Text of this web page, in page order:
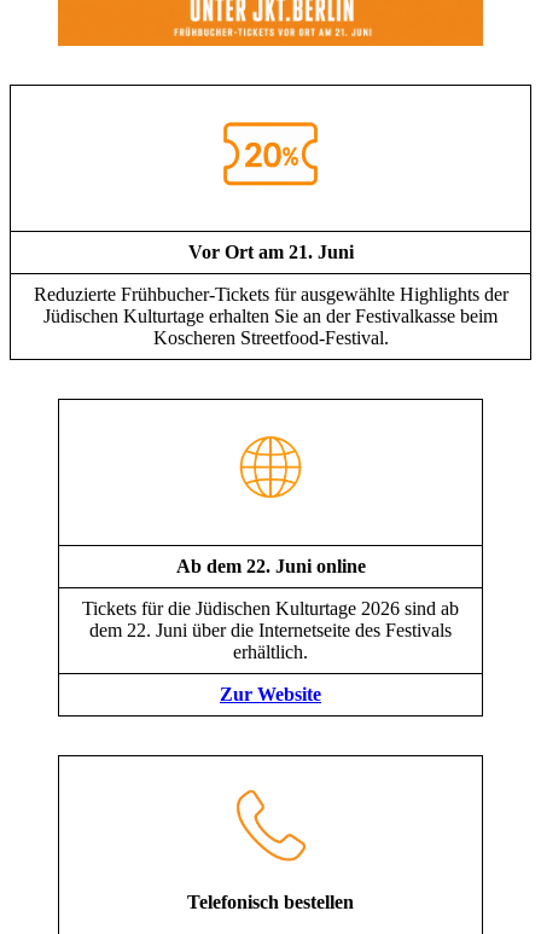
Vor Ort am 21. Juni
Reduzierte Frühbucher-Tickets für ausgewählte Highlights der
Jüdischen Kulturtage erhalten Sie an der Festivalkasse beim
Koscheren Streetfood-Festival.
Ab dem 22. Juni online
Tickets für die Jüdischen Kulturtage 2026 sind ab
dem 22. Juni über die Internetseite des Festivals
erhältlich.
Zur Website
Telefonisch bestellen